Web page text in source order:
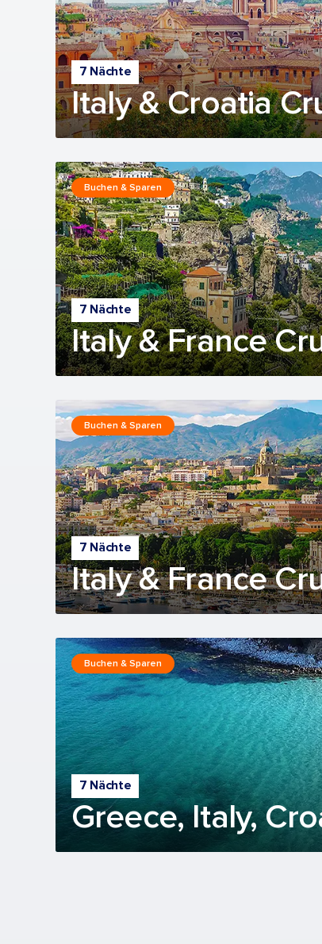
7 Nächte
Italy & Croatia
7 Nächte
Italy & France
Buchen & Sparen
7 Nächte
Italy & France
Buchen & Sparen
7 Nächte
Greece, Italy,
Buchen & Sparen